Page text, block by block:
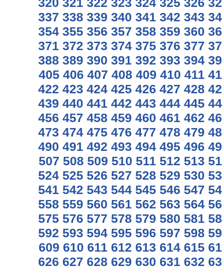
337 338 339 340 341 342 343
354 355 356 357 358 359 360
371 372 373 374 375 376 377
388 389 390 391 392 393 394
405 406 407 408 409 410 411
422 423 424 425 426 427 428
439 440 441 442 443 444 445
456 457 458 459 460 461 462
473 474 475 476 477 478 479
490 491 492 493 494 495 496
507 508 509 510 511 512 513
524 525 526 527 528 529 530
541 542 543 544 545 546 547
558 559 560 561 562 563 564
575 576 577 578 579 580 581
592 593 594 595 596 597 598
609 610 611 612 613 614 615
626 627 628 629 630 631 632